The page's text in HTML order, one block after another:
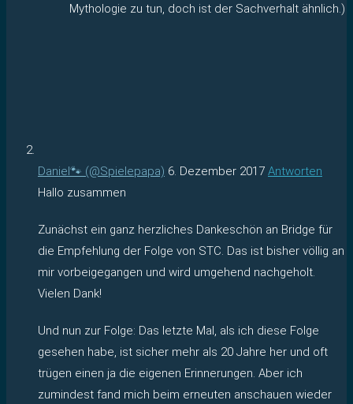
Mythologie zu tun, doch ist der Sachverhalt ähnlich.)
Daniel🐾 (@Spielepapa) 6. Dezember 2017 Antworten
Hallo zusammen
Zunächst ein ganz herzliches Dankeschön an Bridge für
die Empfehlung der Folge von STC. Das ist bisher völlig an
mir vorbeigegangen und wird umgehend nachgeholt.
Vielen Dank!
Und nun zur Folge: Das letzte Mal, als ich diese Folge
gesehen habe, ist sicher mehr als 20 Jahre her und oft
trügen einen ja die eigenen Erinnerungen. Aber ich
zumindest fand mich beim erneuten anschauen wieder